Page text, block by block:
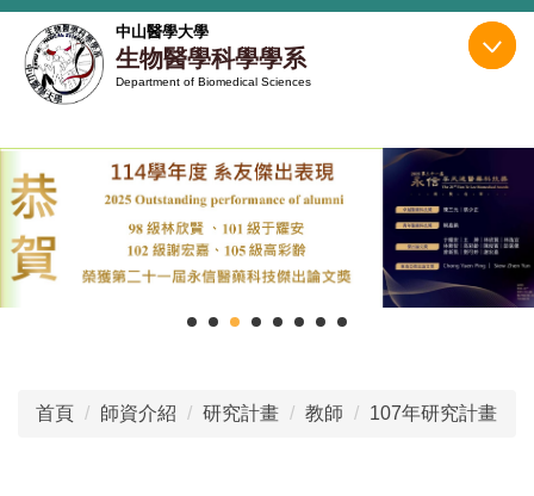
跳
到
主
區
中山醫學大學
生物醫學科學學系
Department of Biomedical Sciences
首頁 師資介紹 研究計畫 教師 107年研究計畫